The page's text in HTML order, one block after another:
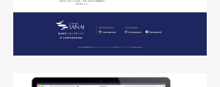
株式会社KDK様 コーポレート
杉野屋様 立春大福チラシ